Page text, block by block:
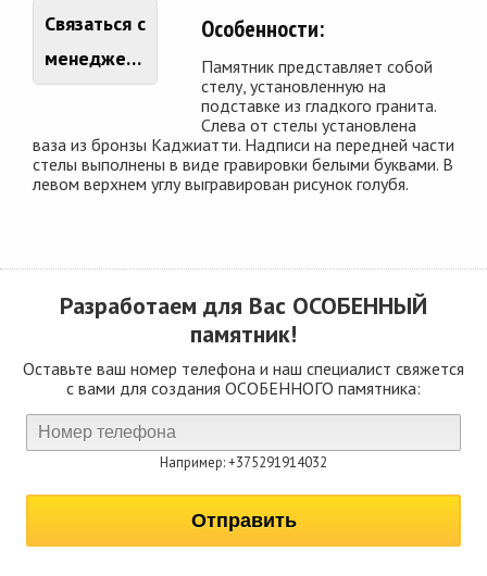
Связаться с
менеджером
Особенности:
Памятник представляет собой
стелу, установленную на
подставке из гладкого гранита.
Слева от стелы установлена
ваза из бронзы Каджиатти. Надписи на передней части
стелы выполнены в виде гравировки белыми буквами. В
левом верхнем углу выгравирован рисунок голубя.
Разработаем для Вас ОСОБЕННЫЙ
памятник!
Оставьте ваш номер телефона и наш специалист свяжется
с вами для создания ОСОБЕННОГО памятника:
Например: +375291914032